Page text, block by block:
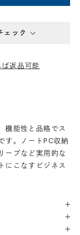
ェック
返品可能
機能性と品格でス
す。ノートPC収納
ーブなど実用的な
にこなすビジネス